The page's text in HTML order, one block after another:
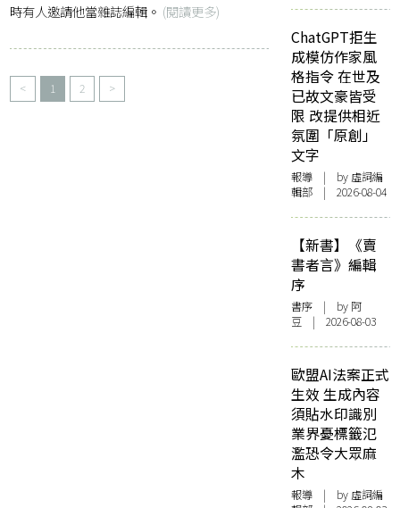
時有人邀請他當雜誌編輯。 (閱讀更多)
< 1 2 >
ChatGPT拒生
成模仿作家風
格指令 在世及
已故文豪皆受
限 改提供相近
氛圍「原創」
文字
報導 | by 虛詞編
輯部 | 2026-08-04
【新書】《賣
書者言》編輯
序
書序 | by 阿
豆 | 2026-08-03
歐盟AI法案正式
生效 生成內容
須貼水印識別
業界憂標籤氾
濫恐令大眾麻
木
報導 | by 虛詞編